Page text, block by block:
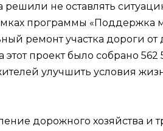
не оставлять
программы «Поддержка
ремонт участка дороги от
проект было собрано 562
улучшить условия
дорожного хозяйства и